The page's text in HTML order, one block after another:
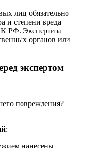
лиц обязательно
и степени вреда
РФ. Экспертиза
органов или
экспертом
повреждения?
:
нанесены